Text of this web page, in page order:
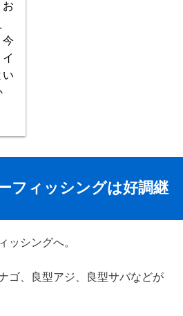
フィッシングは好調継
ッシングへ。
ゴ、良型アジ、良型サバなどが